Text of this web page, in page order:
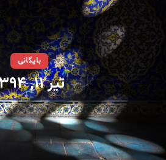
بایگانی
تیر ۱۱, ۱۳۹۴